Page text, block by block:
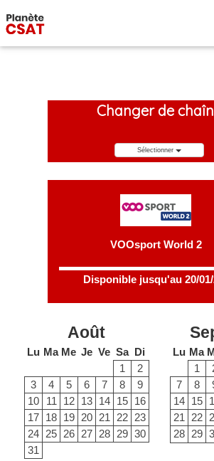
Changer de
Sélectionner
VOOsport World 2
Disponible jusqu'au 20/01/
Août
Lu Ma Me Je Ve Sa Di
1
2
3
4 5 6 7 8
9
10
11 12 13 14 15 16
17 18 19 20 21 22 23
24 25 26 27 28 29 30
31
Lu Ma
1
7
8
14 15
21
22
28 29